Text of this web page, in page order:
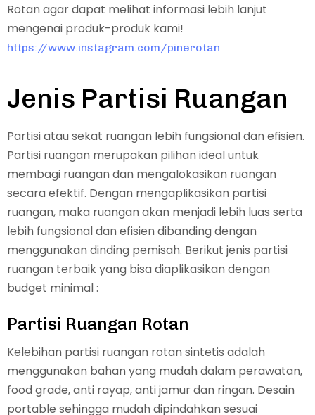
Rotan agar dapat melihat informasi lebih lanjut
mengenai produk-produk kami!
https://www.instagram.com/pinerotan
Jenis Partisi Ruangan
Partisi atau sekat ruangan lebih fungsional dan efisien.
Partisi ruangan merupakan pilihan ideal untuk
membagi ruangan dan mengalokasikan ruangan
secara efektif. Dengan mengaplikasikan partisi
ruangan, maka ruangan akan menjadi lebih luas serta
lebih fungsional dan efisien dibanding dengan
menggunakan dinding pemisah. Berikut jenis partisi
ruangan terbaik yang bisa diaplikasikan dengan
budget minimal :
Partisi Ruangan Rotan
Kelebihan partisi ruangan rotan sintetis adalah
menggunakan bahan yang mudah dalam perawatan,
food grade, anti rayap, anti jamur dan ringan. Desain
portable sehingga mudah dipindahkan sesuai